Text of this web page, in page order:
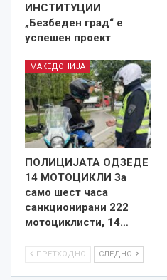
ИНСТИТУЦИИ
„Безбеден град“ е
успешен проект
МАКЕДОНИЈА
ПОЛИЦИЈАТА ОДЗЕДЕ
14 МОТОЦИКЛИ За
само шест часа
санкционирани 222
мотоциклисти, 14…
ПРЕТХОДНО СЛЕДНО